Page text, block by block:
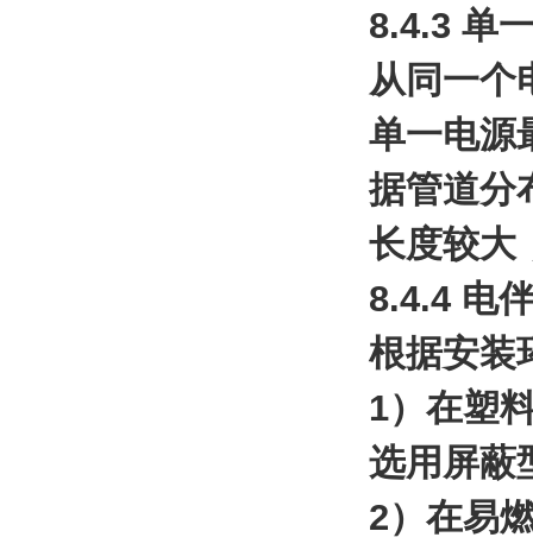
8.4.3 单
从同一个
单一电源
据管道分
长度较大
8.4.4 电
根据安装
1）在塑
选用屏蔽
2）在易